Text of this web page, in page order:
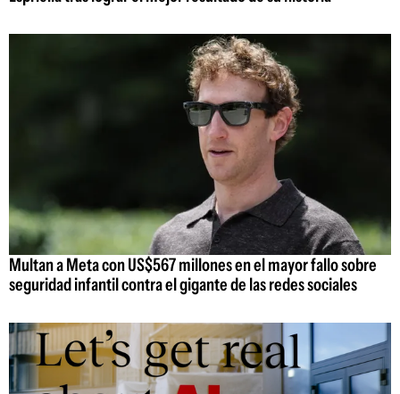
Multan a Meta con US$567 millones en el mayor fallo sobre
seguridad infantil contra el gigante de las redes sociales